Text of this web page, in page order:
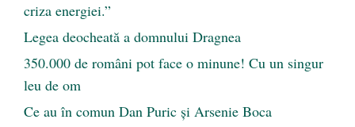
criza energiei.”
Legea deocheată a domnului Dragnea
350.000 de români pot face o minune! Cu un singur
leu de om
Ce au în comun Dan Puric şi Arsenie Boca